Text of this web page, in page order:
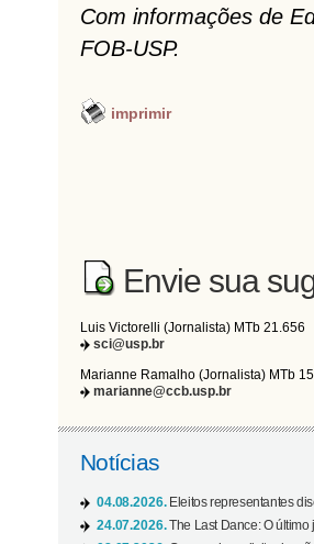
Com informações de
FOB-USP.
imprimir
Envie sua
Luis Victorelli (Jornalista) MTb 21.656
sci@usp.br
Marianne Ramalho (Jornalista) MTb
marianne@ccb.usp.br
Notícias
04.08.2026. Eleitos representantes
24.07.2026.The Last Dance: O